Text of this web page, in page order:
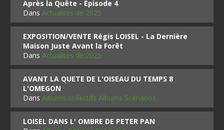
Après la Quête - Épisode 4
DansActualités de 2025
EXPOSITION/VENTE Régis LOISEL - La Dernière
Maison Juste Avant la Forêt
DansActualités de 2025
AVANT LA QUETE DE L'OISEAU DU TEMPS 8
L'OMEGON
DansAlbums collectifs Albums Scénarios
LOISEL DANS L' OMBRE DE PETER PAN